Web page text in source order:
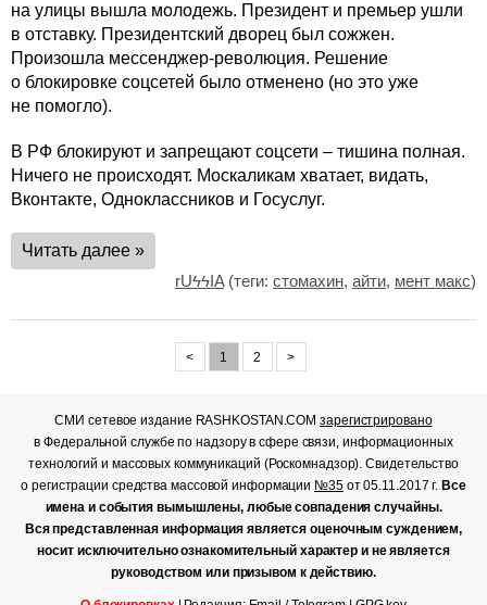
на улицы вышла молодежь. Президент и премьер ушли
в отставку. Президентский дворец был сожжен.
Произошла мессенджер-революция. Решение
о блокировке соцсетей было отменено (но это уже
не помогло).
В РФ блокируют и запрещают соцсети – тишина полная.
Ничего не происходят. Москаликам хватает, видать,
Вконтакте, Одноклассников и Госуслуг.
Читать далее »
rUϟϟIA(теги: стомахин, айти, мент макс)
< 1 2 >
СМИ сетевое издание RASHKOSTAN.COMзарегистрировано
в Федеральной службе по надзору в сфере связи, информационных
технологий и массовых коммуникаций (Роскомнадзор). Свидетельство
о регистрации средства массовой информации №35от 05.11.2017 г. Все
имена и события вымышлены, любые совпадения случайны.
Вся представленная информация является оценочным суждением,
носит исключительно ознакомительный характер и не является
руководством или призывом к действию.